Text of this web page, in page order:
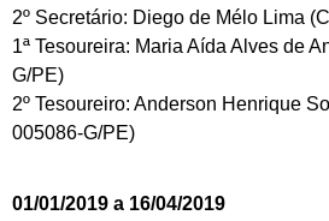
2º Secretário: Diego de Mélo Lima
1ª Tesoureira: Maria Aída Alves de
G/PE)
2º Tesoureiro: Anderson Henrique
005086-G/PE)
01/01/2019 a 16/04/2019